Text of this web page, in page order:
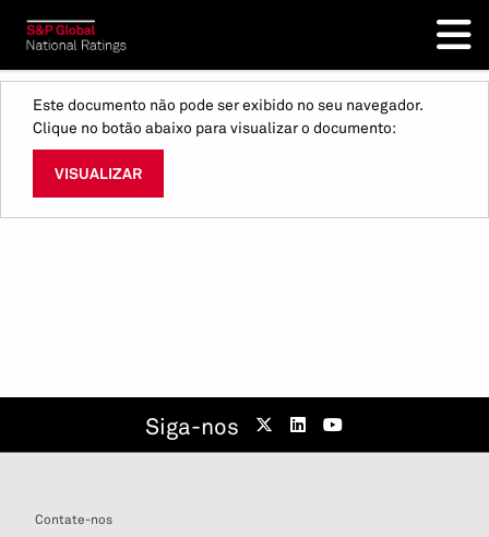
Este documento não pode ser exibido no seu navegador.
Clique no botão abaixo para visualizar o documento:
VISUALIZAR
Siga-nos
Contate-nos